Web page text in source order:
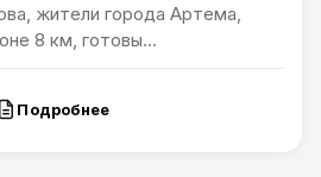
жители города Артема,
8 км, готовы...
Подробнее